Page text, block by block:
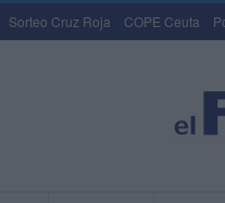
Sorteo Cruz Roja COPE Ceuta